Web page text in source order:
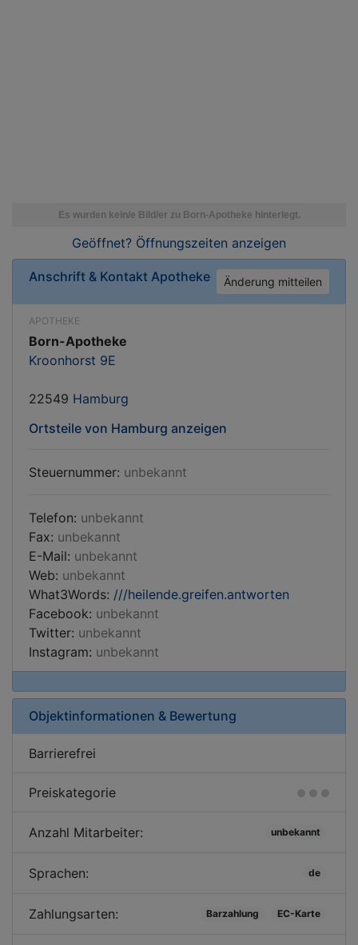
Geöffnet? Öffnungszeiten anzeigen
Anschrift & Kontakt Apotheke Änderung mitteilen
APOTHEKE
Born-Apotheke
Kroonhorst 9E
22549 Hamburg
Ortsteile von Hamburg anzeigen
Steuernummer: unbekannt
Telefon: unbekannt
Fax: unbekannt
E-Mail: unbekannt
Web: unbekannt
What3Words: ///heilende.greifen.antworten
Facebook: unbekannt
Twitter: unbekannt
Instagram: unbekannt
Objektinformationen & Bewertung
Barrierefrei
Preiskategorie
Anzahl Mitarbeiter: unbekannt
Sprachen: de
Zahlungsarten: Barzahlung EC-Karte